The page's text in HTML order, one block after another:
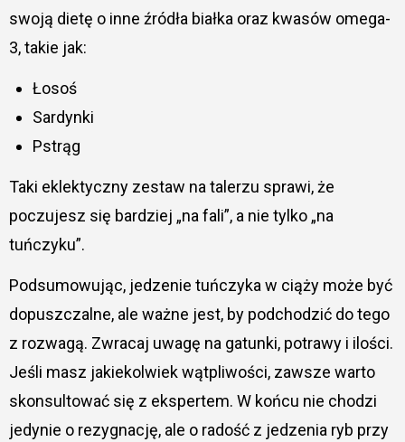
swoją dietę o inne źródła białka oraz kwasów omega-
3, takie jak:
Łosoś
Sardynki
Pstrąg
Taki eklektyczny zestaw na talerzu sprawi, że
poczujesz się bardziej „na fali”, a nie tylko „na
tuńczyku”.
Podsumowując, jedzenie tuńczyka w ciąży może być
dopuszczalne, ale ważne jest, by podchodzić do tego
z rozwagą. Zwracaj uwagę na gatunki, potrawy i ilości.
Jeśli masz jakiekolwiek wątpliwości, zawsze warto
skonsultować się z ekspertem. W końcu nie chodzi
jedynie o rezygnację, ale o radość z jedzenia ryb przy